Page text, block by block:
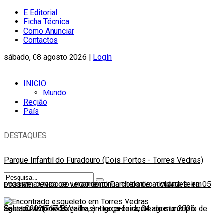
E Editorial
Ficha Técnica
Como Anunciar
Contactos
sábado, 08 agosto 2026 | Login
INICIO
Mundo
Região
País
DESTAQUES
Parque Infantil do Furadouro (Dois Portos - Torres Vedras)
possível devido ao Orçamento Participativo-quarta-feira, 05
agosto 2026 17:56
Programa Onda de Verão continua cheio de atividades, em
Santa Cruz (Torres Vedras)-terça-feira, 04 agosto 2026
Faleceu António Bogalho, antigo presidente do município de